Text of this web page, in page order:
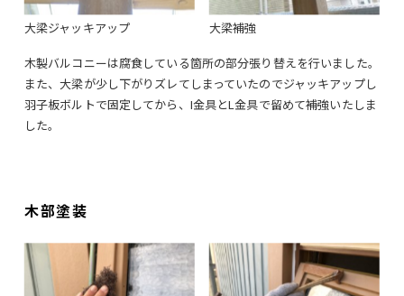
大梁ジャッキアップ 大梁補強
木製バルコニーは腐食している箇所の部分張り替えを行いました。
また、大梁が少し下がりズレてしまっていたのでジャッキアップし
羽子板ボルトで固定してから、I金具とL金具で留めて補強いたしま
した。
木部塗装